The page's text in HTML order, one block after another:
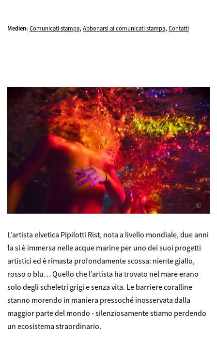
Medien: Comunicati stampa, Abbonarsi ai comunicati stampa, Contatti
©
L’artista elvetica Pipilotti Rist, nota a livello mondiale, due anni
fa si è immersa nelle acque marine per uno dei suoi progetti
artistici ed è rimasta profondamente scossa: niente giallo,
rosso o blu… Quello che l’artista ha trovato nel mare erano
solo degli scheletri grigi e senza vita. Le barriere coralline
stanno morendo in maniera pressoché inosservata dalla
maggior parte del mondo - silenziosamente stiamo perdendo
un ecosistema straordinario.